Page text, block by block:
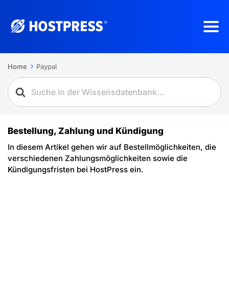
Home Paypal
Bestellung, Zahlung und Kündigung
In diesem Artikel gehen wir auf Bestellmöglichkeiten, die
verschiedenen Zahlungsmöglichkeiten sowie die
Kündigungsfristen bei HostPress ein.